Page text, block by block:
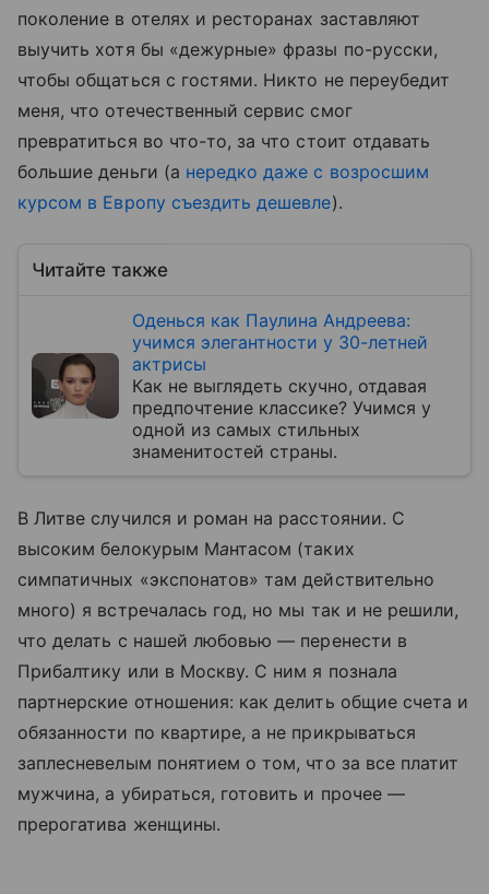
поколение в отелях и ресторанах заставляют
выучить хотя бы «дежурные» фразы по-русски,
чтобы общаться с гостями. Никто не переубедит
меня, что отечественный сервис смог
превратиться во что-то, за что стоит отдавать
большие деньги (а нередко даже с возросшим
курсом в Европу съездить дешевле).
Читайте также
Оденься как Паулина Андреева:
учимся элегантности у 30-летней
актрисы
Как не выглядеть скучно, отдавая
предпочтение классике? Учимся у
одной из самых стильных
знаменитостей страны.
В Литве случился и роман на расстоянии. С
высоким белокурым Мантасом (таких
симпатичных «экспонатов» там действительно
много) я встречалась год, но мы так и не решили,
что делать с нашей любовью — перенести в
Прибалтику или в Москву. С ним я познала
партнерские отношения: как делить общие счета и
обязанности по квартире, а не прикрываться
заплесневелым понятием о том, что за все платит
мужчина, а убираться, готовить и прочее —
прерогатива женщины.